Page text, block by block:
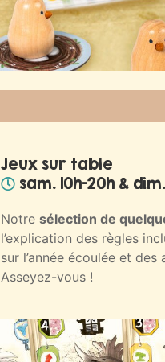
Jeux sur table
sam. 10h-20h & dim.
Notre sélection de
l’explication des règles
sur l’année écoulée et
Asseyez-vous !